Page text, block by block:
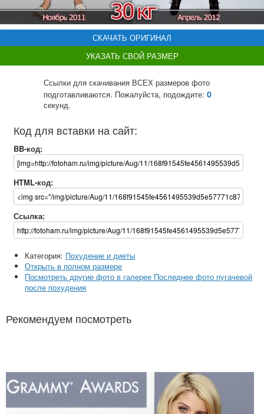
СКАЧАТЬ ОРИГИНАЛ
УКАЗАТЬ СВОЙ РАЗМЕР
Ссылки для скачивания ВСЕХ размеров фото
подготавливаются. Пожалуйста, подождите: 0
секунд.
Код для вставки на сайт:
BB-код:
HTML-код:
Ссылка:
Категория: Похудение и диеты
Открыть в полном размере
Посмотреть другие фото в галерее Последнее фото пугачевой
после похудения
Рекомендуем посмотреть